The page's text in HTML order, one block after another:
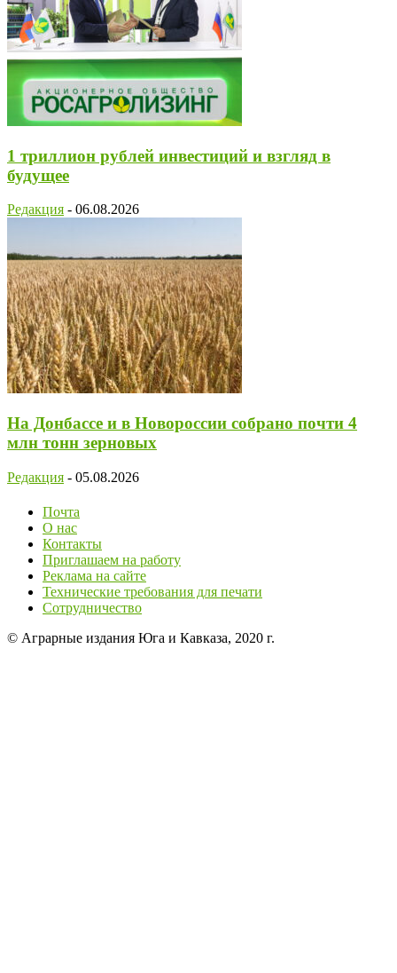
1 триллион рублей инвестиций и взгляд в
будущее
Редакция - 06.08.2026
На Донбассе и в Новороссии собрано почти 4
млн тонн зерновых
Редакция - 05.08.2026
Почта
О нас
Контакты
Приглашаем на работу
Реклама на сайте
Технические требования для печати
Сотрудничество
© Аграрные издания Юга и Кавказа, 2020 г.